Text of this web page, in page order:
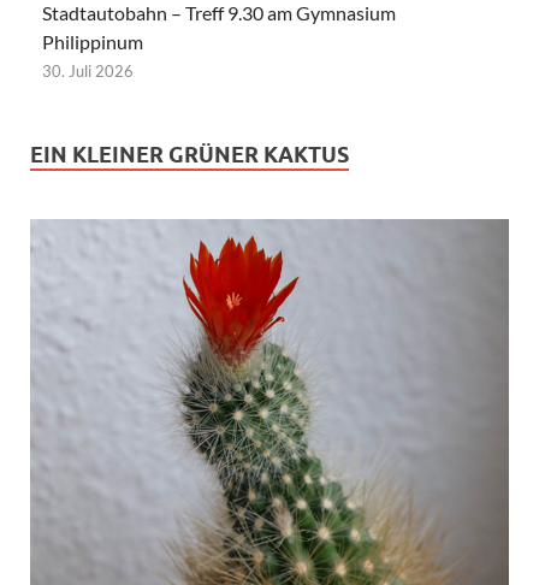
Stadtautobahn – Treff 9.30 am Gymnasium
Philippinum
30. Juli 2026
EIN KLEINER GRÜNER KAKTUS